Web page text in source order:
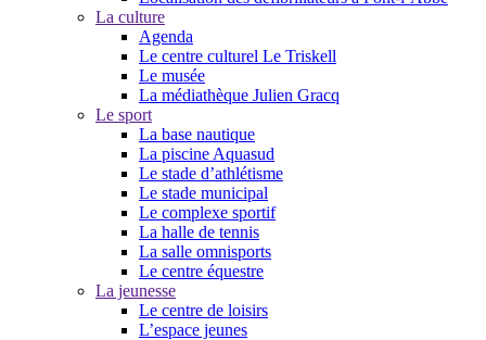
La culture
Agenda
Le centre culturel Le Triskell
Le musée
La médiathèque Julien Gracq
Le sport
La base nautique
La piscine Aquasud
Le stade d’athlétisme
Le stade municipal
Le complexe sportif
La halle de tennis
La salle omnisports
Le centre équestre
La jeunesse
Le centre de loisirs
L’espace jeunes